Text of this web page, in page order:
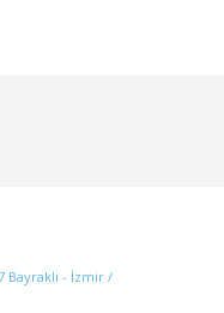
Bayraklı - İzmir /